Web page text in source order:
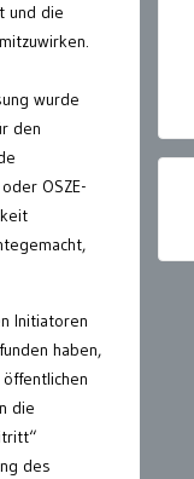
und die
wurde
den
OSZE-
Initiatoren
haben,
die
des